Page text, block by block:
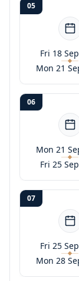
05
Fri 18
Mon 21
06
Mon 21
Fri 25
07
Fri 25
Mon 28